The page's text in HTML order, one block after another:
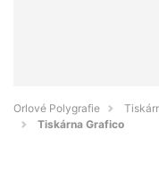
Orlové Polygrafie
Tiskárna Grafico